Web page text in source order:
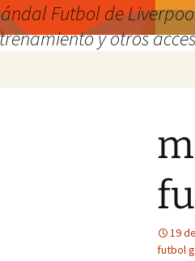
Futbol de
y otros
19
futbol